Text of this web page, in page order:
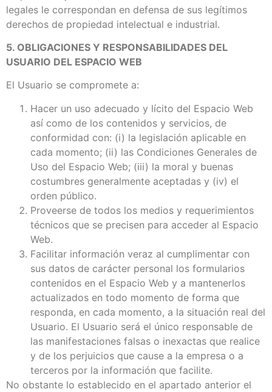
legales le correspondan en defensa de sus legítimos
derechos de propiedad intelectual e industrial.
5. OBLIGACIONES Y RESPONSABILIDADES DEL
USUARIO DEL ESPACIO WEB
El Usuario se compromete a:
Hacer un uso adecuado y lícito del Espacio Web
así como de los contenidos y servicios, de
conformidad con: (i) la legislación aplicable en
cada momento; (ii) las Condiciones Generales de
Uso del Espacio Web; (iii) la moral y buenas
costumbres generalmente aceptadas y (iv) el
orden público.
Proveerse de todos los medios y requerimientos
técnicos que se precisen para acceder al Espacio
Web.
Facilitar información veraz al cumplimentar con
sus datos de carácter personal los formularios
contenidos en el Espacio Web y a mantenerlos
actualizados en todo momento de forma que
responda, en cada momento, a la situación real del
Usuario. El Usuario será el único responsable de
las manifestaciones falsas o inexactas que realice
y de los perjuicios que cause a la empresa o a
terceros por la información que facilite.
No obstante lo establecido en el apartado anterior el